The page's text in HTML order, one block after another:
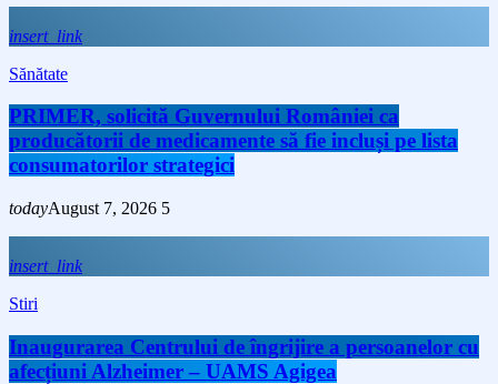
insert_link
Sănătate
PRIMER, solicită Guvernului României ca
producătorii de medicamente să fie incluși pe lista
consumatorilor strategici
todayAugust 7, 2026 5
insert_link
Stiri
Inaugurarea Centrului de îngrijire a persoanelor cu
afecțiuni Alzheimer – UAMS Agigea